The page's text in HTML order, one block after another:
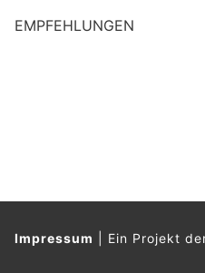
EMPFEHLUNGEN
Impressum Ein Projekt